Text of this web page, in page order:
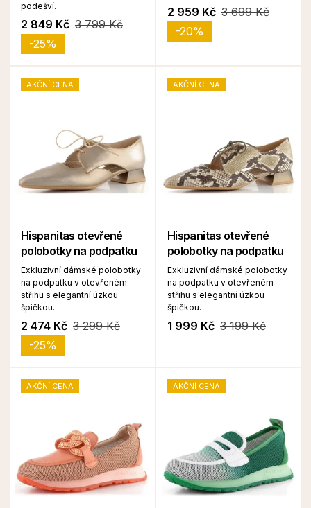
podešví.
2 849 Kč 3 799 Kč
-25%
2 959 Kč 3 699 Kč
-20%
AKČNÍ CENA
Hispanitas otevřené
polobotky na podpatku
Exkluzivní dámské polobotky
na podpatku v otevřeném
střihu s elegantní úzkou
špičkou.
2 474 Kč 3 299 Kč
-25%
AKČNÍ CENA
Hispanitas otevřené
polobotky na podpatku
Exkluzivní dámské polobotky
na podpatku v otevřeném
střihu s elegantní úzkou
špičkou.
1 999 Kč 3 199 Kč
AKČNÍ CENA AKČNÍ CENA